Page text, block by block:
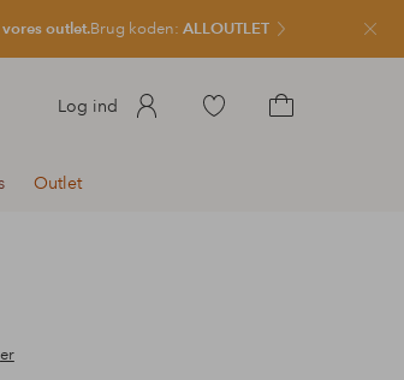
outlet.Brug koden: ALLOUTLET Luk
Log ind
Gå
Outlet